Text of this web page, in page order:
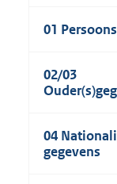
01
02/03
04
gegevens